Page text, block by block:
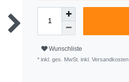
Wunschliste
* inkl. ges. MwSt. inkl. Versandkosten